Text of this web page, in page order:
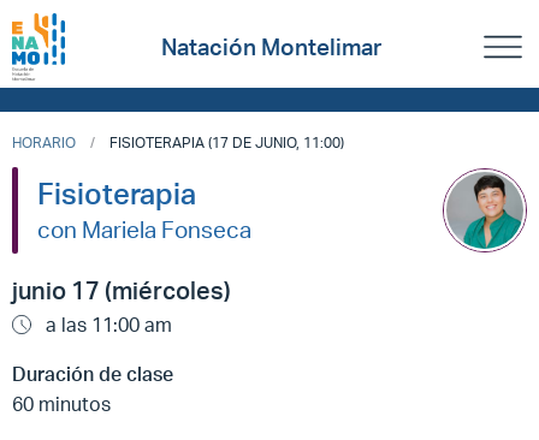
Natación Montelimar
HORARIO FISIOTERAPIA (17 DE JUNIO, 11:00)
Fisioterapia
con Mariela Fonseca
junio 17 (miércoles)
a las 11:00 am
Duración de clase
60 minutos